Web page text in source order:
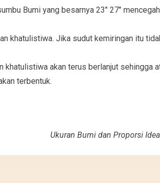
Bumi yang besarnya 23″ 27″
khatulistiwa. Jika sudut kemiringan itu
khatulistiwa akan terus berlanjut sehingga
terbentuk.
Ukuran Bumi dan Proporsi